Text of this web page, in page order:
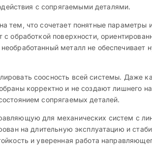
с сопрягаемыми деталями.
что сочетает понятные параметры
обработкой поверхности,
металл не обеспечивает
соосность всей системы. Даже
корректно и не создают лишнего
сопрягаемых деталей.
для механических систем с
на длительную эксплуатацию и
и уверенная работа